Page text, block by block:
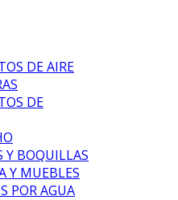
DE AIRE
DE
Y BOQUILLAS
Y MUEBLES
POR AGUA